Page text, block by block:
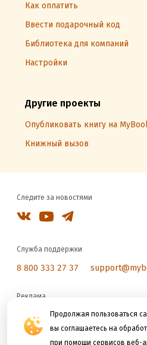
Продолжая пользоваться
вы соглашаетесь на
при помощи сервисов веб-
Как оплатить
Ввести подарочный код
Библиотека для компаний
Настройки
Другие проекты
Опубликовать книгу на
Книжный вызов
Следите за новостями
Служба поддержки
8 800 333 27 37
Реклама
reklama@litres.ru
Мы принимаем к оплате